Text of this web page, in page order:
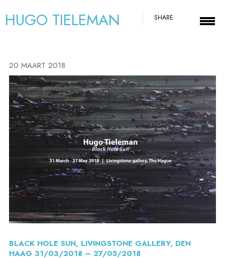
HUGO TIELEMAN SHARE
20 MAART 2018
BLACK HOLE SUN, LIVINGSTONE GALLERY, DEN
HAAG 31/03/2018 – 27/05/2018